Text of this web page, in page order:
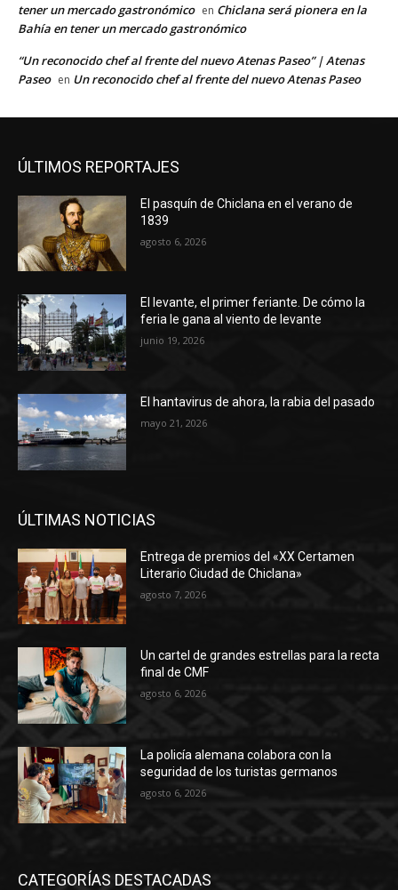
tener un mercado gastronómico en Chiclana será pionera en la
Bahía en tener un mercado gastronómico
“Un reconocido chef al frente del nuevo Atenas Paseo” | Atenas
Paseo en Un reconocido chef al frente del nuevo Atenas Paseo
ÚLTIMOS REPORTAJES
El pasquín de Chiclana en el verano de
1839
agosto 6, 2026
El levante, el primer feriante. De cómo la
feria le gana al viento de levante
junio 19, 2026
El hantavirus de ahora, la rabia del pasado
mayo 21, 2026
ÚLTIMAS NOTICIAS
Entrega de premios del «XX Certamen
Literario Ciudad de Chiclana»
agosto 7, 2026
Un cartel de grandes estrellas para la recta
final de CMF
agosto 6, 2026
La policía alemana colabora con la
seguridad de los turistas germanos
agosto 6, 2026
CATEGORÍAS DESTACADAS